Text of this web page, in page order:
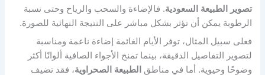
تصوير الطبيعة السعودية. فالإضاءة والسحب والرياح وحتى نسبة
الرطوبة يمكن أن تؤثر بشكل مباشر على النتيجة النهائية للصورة.
فعلى سبيل المثال، توفر الأيام الغائمة إضاءة ناعمة ومناسبة
لتصوير التفاصيل الدقيقة، بينما تمنح الأجواء الصافية ألوانًا أكثر
وضوحًا وحيوية. أما في مناطق
الطبيعة الصحراوية، فقد تضيف